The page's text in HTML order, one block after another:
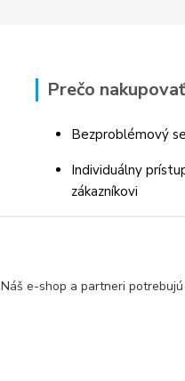
Prečo
Bezproblémový
Individuálny
zákazníkovi
poradenstvo
Náš e-shop a partneri potrebujú